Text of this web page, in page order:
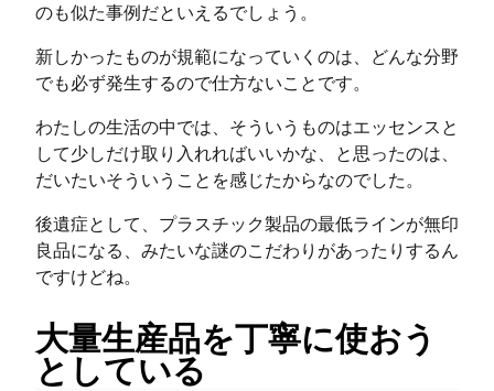
のも似た事例だといえるでしょう。
新しかったものが規範になっていくのは、どんな分野
でも必ず発生するので仕方ないことです。
わたしの生活の中では、そういうものはエッセンスと
して少しだけ取り入れればいいかな、と思ったのは、
だいたいそういうことを感じたからなのでした。
後遺症として、プラスチック製品の最低ラインが無印
良品になる、みたいな謎のこだわりがあったりするん
ですけどね。
大量生産品を丁寧に使おう
としている